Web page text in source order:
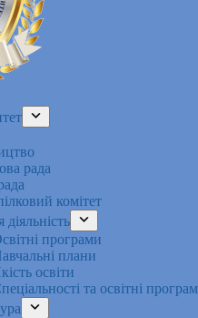
рада
комітет
діяльність
програми
плани
освіти
та освітні